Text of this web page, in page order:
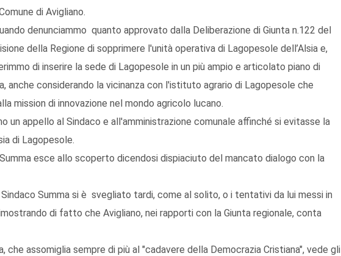
di Avigliano.
denunciammo quanto approvato dalla Deliberazione di Giunta n.122 del
della Regione di sopprimere l'unità operativa di Lagopesole dell’Alsia e,
di inserire la sede di Lagopesole in un più ampio e articolato piano di
anche considerando la vicinanza con l'istituto agrario di Lagopesole che
mission di innovazione nel mondo agricolo lucano.
un appello al Sindaco e all'amministrazione comunale affinché si evitasse la
di Lagopesole.
esce allo scoperto dicendosi dispiaciuto del mancato dialogo con la
Summa si è svegliato tardi, come al solito, o i tentativi da lui messi in
di fatto che Avigliano, nei rapporti con la Giunta regionale, conta
che assomiglia sempre di più al "cadavere della Democrazia Cristiana", vede gli